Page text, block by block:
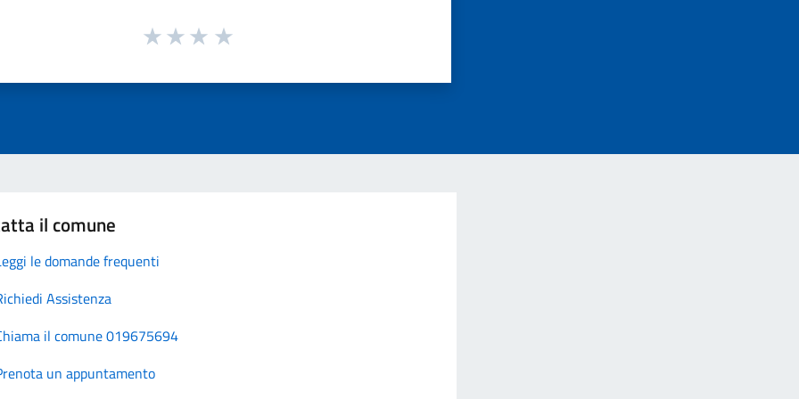
il comune
le domande frequenti
Assistenza
il comune 019675694
un appuntamento